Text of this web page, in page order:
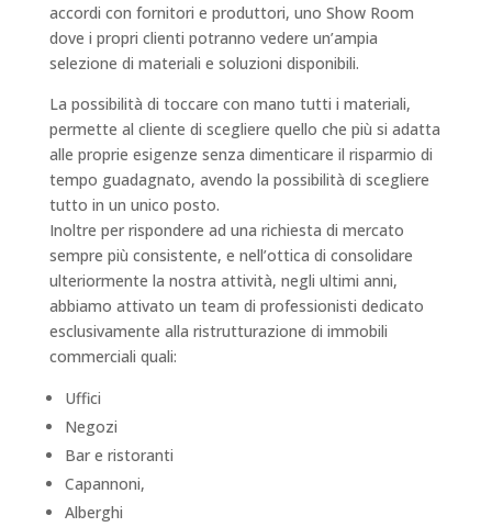
accordi con fornitori e produttori, uno Show Room
dove i propri clienti potranno vedere un’ampia
selezione di materiali e soluzioni disponibili.
La possibilità di toccare con mano tutti i materiali,
permette al cliente di scegliere quello che più si adatta
alle proprie esigenze senza dimenticare il risparmio di
tempo guadagnato, avendo la possibilità di scegliere
tutto in un unico posto.
Inoltre per rispondere ad una richiesta di mercato
sempre più consistente, e nell’ottica di consolidare
ulteriormente la nostra attività, negli ultimi anni,
abbiamo attivato un team di professionisti dedicato
esclusivamente alla ristrutturazione di immobili
commerciali quali:
Uffici
Negozi
Bar e ristoranti
Capannoni,
Alberghi